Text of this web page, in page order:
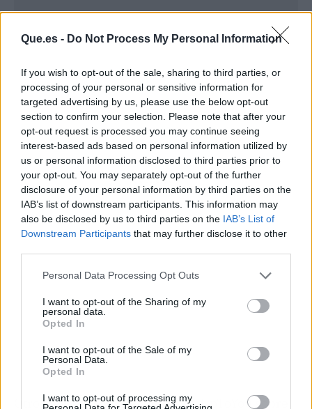
Que.es - Do Not Process My Personal Information
If you wish to opt-out of the sale, sharing to third parties, or
processing of your personal or sensitive information for
targeted advertising by us, please use the below opt-out
section to confirm your selection. Please note that after your
opt-out request is processed you may continue seeing
interest-based ads based on personal information utilized by
us or personal information disclosed to third parties prior to
your opt-out. You may separately opt-out of the further
disclosure of your personal information by third parties on the
IAB’s list of downstream participants. This information may
also be disclosed by us to third parties on the IAB’s List of
Downstream Participants that may further disclose it to other
Personal Data Processing Opt Outs
I want to opt-out of the Sharing of my
personal data.
Opted In
I want to opt-out of the Sale of my
Personal Data.
Opted In
I want to opt-out of processing my
Publicidad
Otro ejemplo son los talleres de UpToYou sobre